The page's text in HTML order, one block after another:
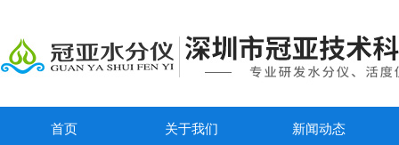
首页 关于我们 新闻动态